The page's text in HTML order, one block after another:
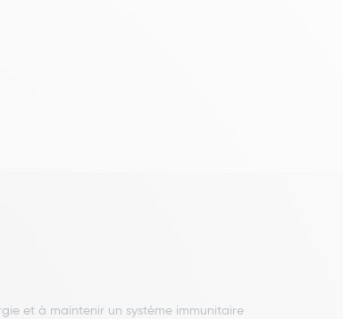
et à maintenir un système immunitaire